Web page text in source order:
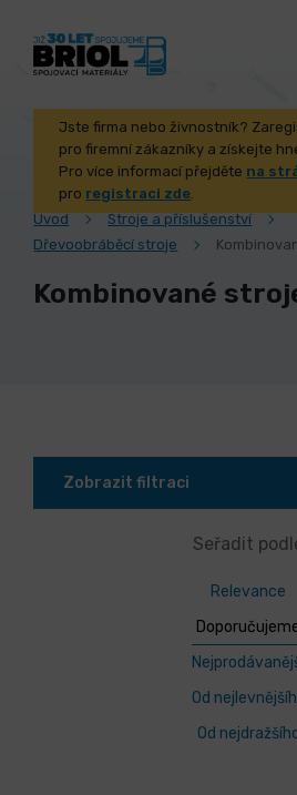
Jste firma nebo živnostník?
pro firemní zákazníky a získejte
Pro více informací přejděte na
pro registraci zde.
Úvod
Stroje a příslušenství
Dřevoobráběcí stroje
Kombinované
Zobrazit filtraci
Seřadit
Relevance
Od
Od